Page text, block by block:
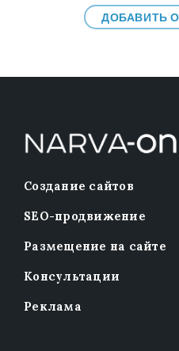
ДОБАВИТЬ
Создание сайтов
SEO-продвижение
Размещение на сайте
Консультации
Реклама